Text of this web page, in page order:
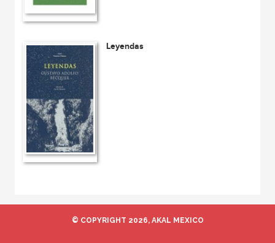
Leyendas
© COPYRIGHT 2026, AKAL MEXICO